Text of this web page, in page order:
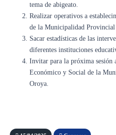
tema de abigeato.
Realizar operativos a
de la Municipalidad
Sacar estadísticas de las
diferentes instituciones
Invitar para la próxima sesión
Económico y Social de la
Oroya.